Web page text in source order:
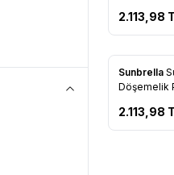
2.113,98
Yeni
Sunbrella
Döşemelik
2.113,98